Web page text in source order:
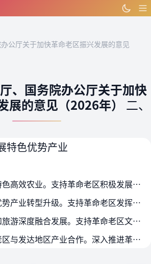
公厅关于加快革命老区振兴发展的意见
、国务院办公厅关于加快
展的意见（2026年） 二、
特色优势产业
（一） 做强做优特色高效农业。支持革命老区积极发展有机农业、特色养殖和林下经济等，打造一批优质特色农副产品生产供应基地，深入实施农产品“三品一标”行动，做好“土特产”文…
（二） 推动重点优势产业转型升级。支持革命老区发挥比较优势，结合资源禀赋和产业基础明确重点优势产业发展方向，科学合理高效开发利用能源资源。加快推动传统产业转型升级，支持…
（三） 推动文化和旅游深度融合发展。支持革命老区文化和旅游结合实际跨区域融合发展，促进景区联动、利益共享。设计打造精品旅游线路，培育推介一批革命文物主题游径，提升文化和…
（四） 加强革命老区与发达地区产业合作。深入推进革命老区重点城市与东部发达城市对口合作，推广“企业＋资源”、“研发＋制造”、“市场＋产品”、“总部＋基地”等合作模式，建…